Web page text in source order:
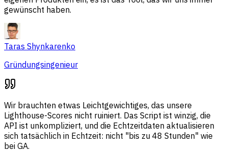
gewünscht haben.
Taras Shynkarenko
Gründungsingenieur
Wir brauchten etwas Leichtgewichtiges, das unsere
Lighthouse-Scores nicht ruiniert. Das Script ist winzig, die
API ist unkompliziert, und die Echtzeitdaten aktualisieren
sich tatsächlich in Echtzeit: nicht "bis zu 48 Stunden" wie
bei GA.